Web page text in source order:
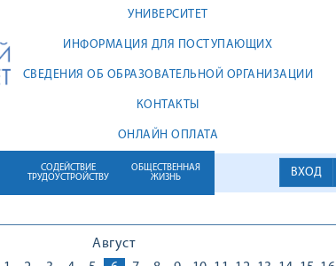
УНИВЕРСИТЕТ
ИНФОРМАЦИЯ ДЛЯ ПОСТУПАЮЩИХ
СВЕДЕНИЯ ОБ ОБРАЗОВАТЕЛЬНОЙ ОРГАНИЗАЦИИ
КОНТАКТЫ
ОНЛАЙН ОПЛАТА
ВХОД
СОДЕЙСТВИЕ
ТРУДОУСТРОЙСТВУ
ОБЩЕСТВЕННАЯ
ЖИЗНЬ
Август